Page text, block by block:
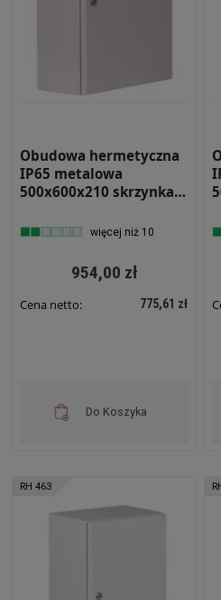
Obudowa hermetyczna
IP65 metalowa
500x600x210 skrzynka
więcej niż 10
954,00 zł
Cena netto: 775,61 zł
Do Koszyka
RH 463